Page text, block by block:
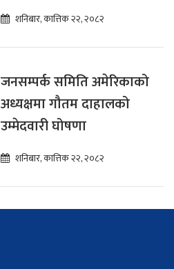
शनिबार, कात्तिक २२, २०८२
जनसम्पर्क समिति अमेरिकाको
अध्यक्षमा गौतम दाहालको
उम्मेदवारी घोषणा
शनिबार, कात्तिक २२, २०८२